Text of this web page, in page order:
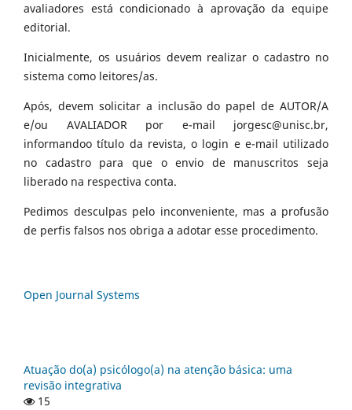
avaliadores está condicionado à aprovação da equipe
editorial.
Inicialmente, os usuários devem realizar o cadastro no
sistema como leitores/as.
Após, devem solicitar a inclusão do papel de AUTOR/A
e/ou AVALIADOR por e-mail jorgesc@unisc.br,
informandoo título da revista, o login e e-mail utilizado
no cadastro para que o envio de manuscritos seja
liberado na respectiva conta.
Pedimos desculpas pelo inconveniente, mas a profusão
de perfis falsos nos obriga a adotar esse procedimento.
Open Journal Systems
Atuação do(a) psicólogo(a) na atenção básica: uma
revisão integrativa
15